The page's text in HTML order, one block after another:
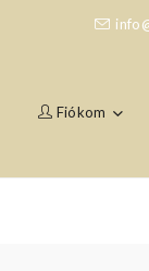
Fiókom